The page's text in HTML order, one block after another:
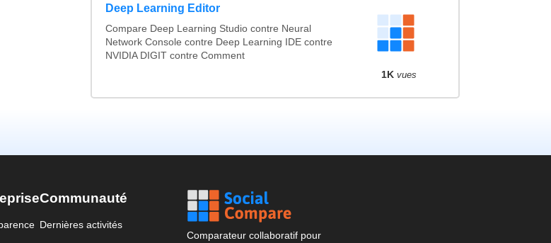
Deep Learning Editor
Compare Deep Learning Studio contre Neural
Network Console contre Deep Learning IDE contre
NVIDIA DIGIT contre Comment
1K vues
Communauté
Dernières activités
Comparateur collaboratif pour